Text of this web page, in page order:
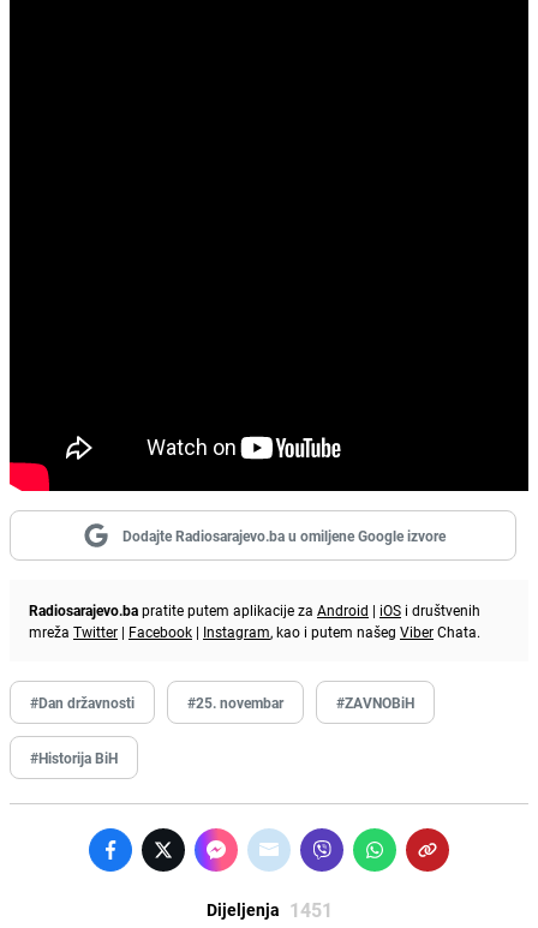
Dodajte Radiosarajevo.ba u omiljene Google izvore
Radiosarajevo.bapratite putem aplikacije za Android | iOS i društvenih
mreža Twitter | Facebook | Instagram, kao i putem našeg ViberChata.
#Dan državnosti #25. novembar #ZAVNOBiH
#Historija BiH
Dijeljenja 1451